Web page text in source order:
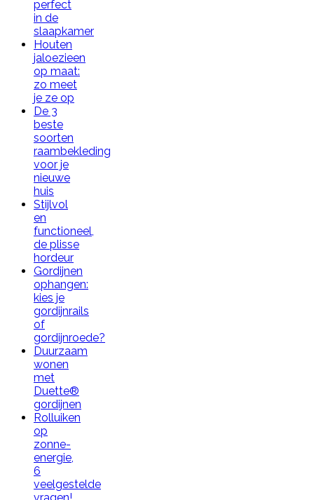
perfect
in de
slaapkamer
Houten
jaloezieen
op maat:
zo meet
je ze op
De 3
beste
soorten
raambekleding
voor je
nieuwe
huis
Stijlvol
en
functioneel,
de plisse
hordeur
Gordijnen
ophangen:
kies je
gordijnrails
of
gordijnroede?
Duurzaam
wonen
met
Duette®
gordijnen
Rolluiken
op
zonne-
energie,
6
veelgestelde